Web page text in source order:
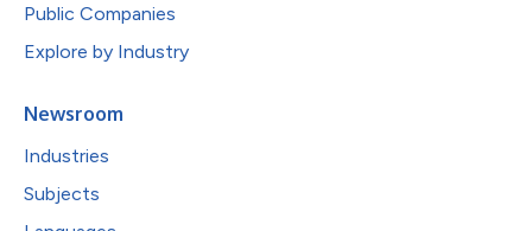
Public Companies
Explore by Industry
Newsroom
Industries
Subjects